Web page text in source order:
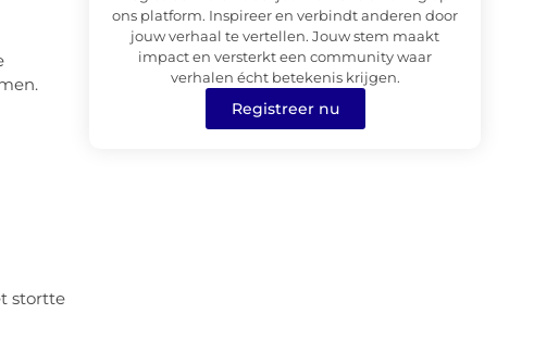
stortte
ons platform. Inspireer en verbindt anderen door
jouw verhaal te vertellen. Jouw stem maakt
impact en versterkt een community waar
verhalen écht betekenis krijgen.
Registreer nu